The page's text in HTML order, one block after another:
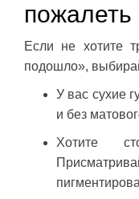
пожалеть
Если не хотите
подошло»,
У вас сухие
и без
Хотите